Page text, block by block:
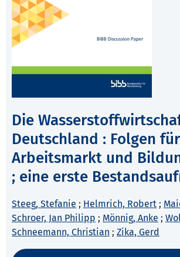
Die
Deutschland : Folgen für
Arbeitsmarkt und
; eine erste
Steeg, Stefanie ; Helmrich, Robert ;
Schroer, Jan Philipp ; Mönnig, Anke ;
Schneemann, Christian ; Zika, Gerd